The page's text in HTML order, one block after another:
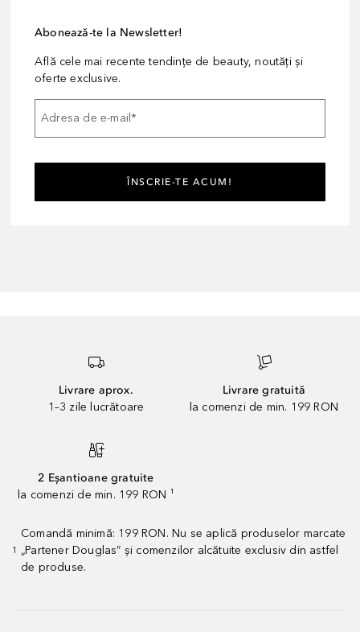
Abonează-te la Newsletter!
Află cele mai recente tendințe de beauty, noutăți și
oferte exclusive.
Adresa de e-mail*
ÎNSCRIE-TE ACUM!
Livrare aprox.
1–3 zile lucrătoare
Livrare gratuită
la comenzi de min. 199 RON
2 Eșantioane gratuite
la comenzi de min. 199 RON ¹
1
Comandă minimă: 199 RON. Nu se aplică produselor marcate
„Partener Douglas” și comenzilor alcătuite exclusiv din astfel
de produse.